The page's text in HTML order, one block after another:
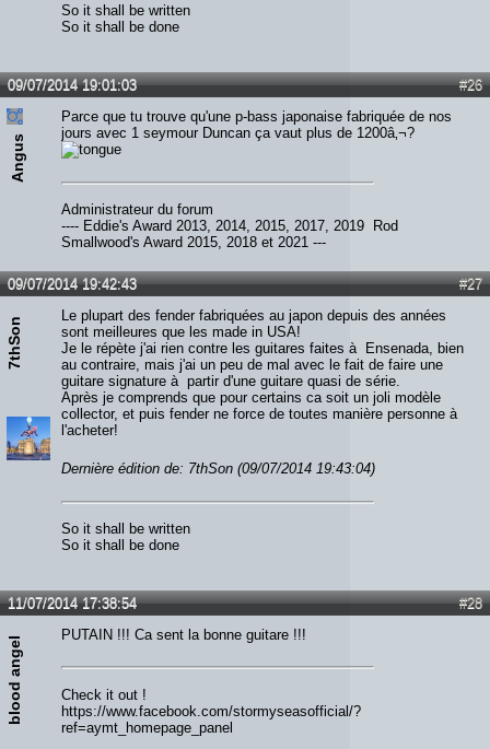
So it shall be written
So it shall be done
#26
09/07/2014 19:01:03
Angus
Parce que tu trouve qu'une p-bass japonaise fabriquée de nos
jours avec 1 seymour Duncan ça vaut plus de 1200â‚¬?
Administrateur du forum
---- Eddie's Award 2013, 2014, 2015, 2017, 2019 Rod
Smallwood's Award 2015, 2018 et 2021 ---
#27
09/07/2014 19:42:43
7thSon
Le plupart des fender fabriquées au japon depuis des années
sont meilleures que les made in USA!
Je le répète j'ai rien contre les guitares faites à Ensenada, bien
au contraire, mais j'ai un peu de mal avec le fait de faire une
guitare signature à partir d'une guitare quasi de série.
Après je comprends que pour certains ca soit un joli modèle
collector, et puis fender ne force de toutes manière personne à
l'acheter!
Dernière édition de: 7thSon (09/07/2014 19:43:04)
So it shall be written
So it shall be done
#28
11/07/2014 17:38:54
blood angel
PUTAIN !!! Ca sent la bonne guitare !!!
Check it out !
https://www.facebook.com/stormyseasofficial/?
ref=aymt_homepage_panel